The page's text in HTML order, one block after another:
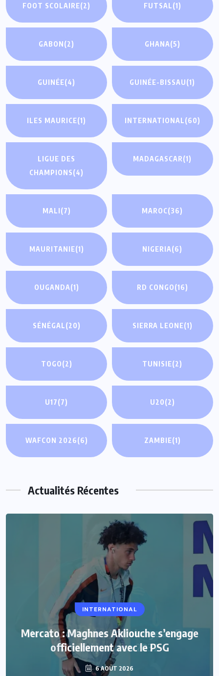
FOOT SCOLAIRE(2) FUTSAL(1)
GABON(2) GHANA(5)
GUINÉE(4) GUINÉE-BISSAU(1)
ILES MAURICE(1) INTERNATIONAL(60)
LIGUE DES
CHAMPIONS(4)
MADAGASCAR(1)
MALI(7) MAROC(36)
MAURITANIE(1) NIGERIA(6)
OUGANDA(1) RD CONGO(16)
SÉNÉGAL(20) SIERRA LEONE(1)
TOGO(2) TUNISIE(2)
U17(7) U20(2)
WAFCON 2026(6) ZAMBIE(1)
Actualités Récentes
INTERNATIONAL
Mercato : Maghnes Akliouche s’engage
officiellement avec le PSG
6 AOÛT 2026